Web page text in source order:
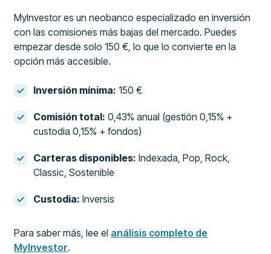
MyInvestor es un neobanco especializado en inversión
con las comisiones más bajas del mercado. Puedes
empezar desde solo 150 €, lo que lo convierte en la
opción más accesible.
Inversión mínima: 150 €
Comisión total: 0,43% anual (gestión 0,15% +
custodia 0,15% + fondos)
Carteras disponibles: Indexada, Pop, Rock,
Classic, Sostenible
Custodia: Inversis
Para saber más, lee el análisis completo de
MyInvestor.